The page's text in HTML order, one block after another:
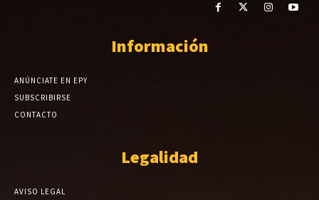
Información
ANÚNCIATE EN EPY
SUBSCRIBIRSE
CONTACTO
Legalidad
AVISO LEGAL